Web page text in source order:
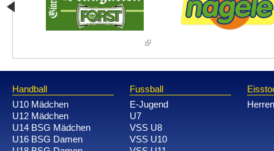
Handball
U10 Mädchen
U12 Mädchen
U14 BSG Mädchen
U16 BSG Damen
Fussball
E-Jugend
U7
VSS U8
VSS U10
Herren